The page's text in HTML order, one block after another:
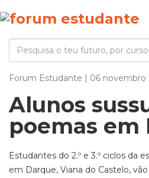
Forum Estudante | 06 novembro
Alunos
poemas em
Estudantes do 2.º e 3.º ciclos da
em Darque, Viana do Castelo,